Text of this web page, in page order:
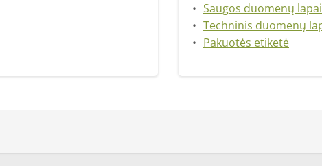
Saugos duomenų lapai
Techninis duomenų
Pakuotės etiketė